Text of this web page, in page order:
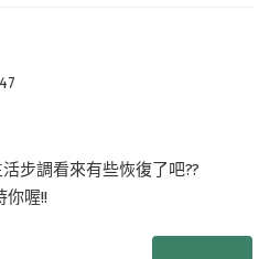
步調看來有些恢復了吧??
你喔!!